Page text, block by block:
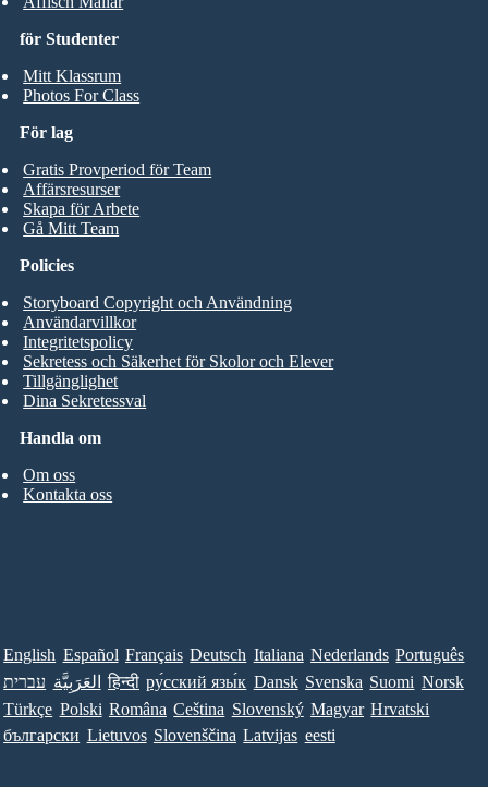
för Studenter
Mitt Klassrum
Photos For Class
För lag
Gratis Provperiod för Team
Affärsresurser
Skapa för Arbete
Gå Mitt Team
Handla om
Om oss
Kontakta oss
Policies
Storyboard Copyright och Användning
Användarvillkor
Integritetspolicy
Sekretess och Säkerhet för Skolor och Elever
Tillgänglighet
Dina Sekretessval
English Español Français Deutsch Italiana Nederlands Português
עברית العَرَبِيَّة हिन्दी ру́сский язы́к Dansk Svenska Suomi Norsk
Türkçe Polski Româna Ceština Slovenský Magyar Hrvatski
български Lietuvos Slovenščina Latvijas eesti